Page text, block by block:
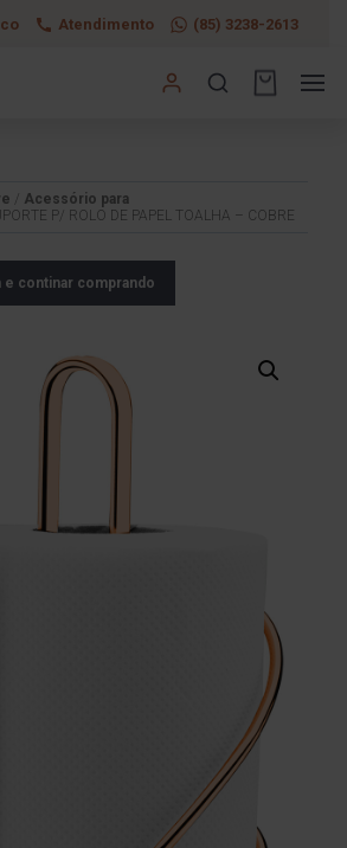
Atendimento (85) 3238-2613
Acessório para
P/ ROLO DE PAPEL TOALHA – COBRE
e continar comprando